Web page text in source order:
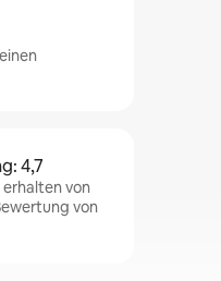
4,7
von
von